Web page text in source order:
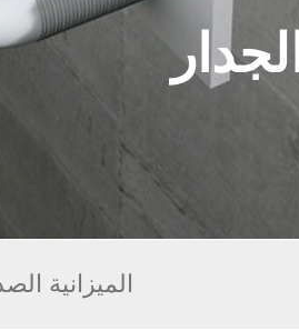
الميزانية